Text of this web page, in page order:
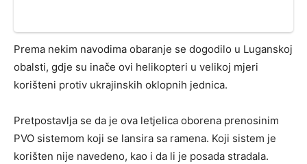
Prema nekim navodima obaranje se dogodilo u Luganskoj
obalsti, gdje su inače ovi helikopteri u velikoj mjeri
korišteni protiv ukrajinskih oklopnih jednica.
Pretpostavlja se da je ova letjelica oborena prenosinim
PVO sistemom koji se lansira sa ramena. Koji sistem je
korišten nije navedeno, kao i da li je posada stradala.